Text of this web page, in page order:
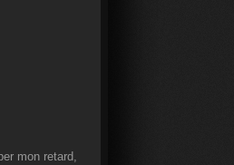
mon retard,